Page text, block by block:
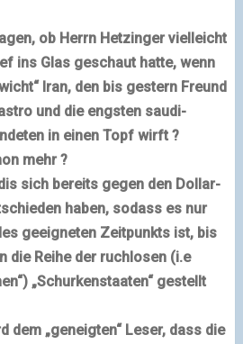
ob Herrn Hetzinger vielleicht
ins Glas geschaut hatte, wenn
Iran, den bis gestern Freund
und die engsten saudi-
in einen Topf wirft ?
mehr ?
sich bereits gegen den Dollar-
haben, sodass es nur
geeigneten Zeitpunkts ist, bis
die Reihe der ruchlosen (i.e
„Schurkenstaaten“ gestellt
dem „geneigten“ Leser, dass die